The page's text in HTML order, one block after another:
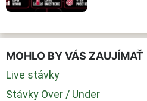
MOHLO BY VÁS ZAUJÍMAŤ
Live stávky
Stávky Over / Under